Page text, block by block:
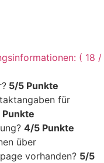
( 18 /
5/5 Punkte
für
4/5 Punkte
über
vorhanden? 5/5